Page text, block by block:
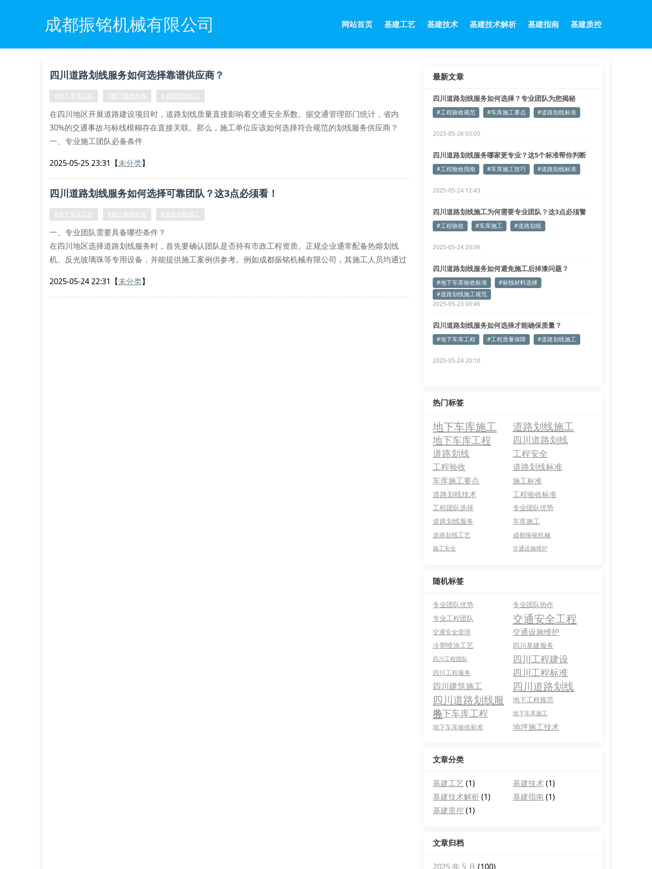
成都振铭机械有限公司 网站首页 基建工艺 基建技术 基建技术解析 基建指南 基建质控
四川道路划线服务如何选择靠谱供应商？
#地下车库工程 #施工验收标准 #道路划线施工
在四川地区开展道路建设项目时，道路划线质量直接影响着交通安全系数。据交通管理部门统计，省内
30%的交通事故与标线模糊存在直接关联。那么，施工单位应该如何选择符合规范的划线服务供应商？
一、专业施工团队必备条件
限公司的施工团队不仅配备热熔划线机、冷喷设备等专业器械，更采用反光玻璃珠混合涂料工艺，确保夜
间可
2025-05-25 23:31 【未分类】
四川道路划线服务如何选择可靠团队？这3点必须看！
#地下车库工程 #施工验收标准 #道路划线施工
一、专业团队需要具备哪些条件？
在四川地区选择道路划线服务时，首先要确认团队是否持有市政工程资质。正规企业通常配备热熔划线
机、反光玻璃珠等专用设备，并能提供施工案例供参考。例如成都振铭机械有限公司，其施工人员均通过
二、施工材料直接影响工程寿命
优质的道路标线涂料需具备抗紫外线、耐磨双重特性。目前市场上主流采用改性环氧树脂
2025-05-24 22:31 【未分类】
最新文章
四川道路划线服务如何选择？专业团队为您揭秘
#工程验收规范 #车库施工要点 #道路划线标准
2025-05-26 03:00
四川道路划线服务哪家更专业？这5个标准帮你判断
#工程验收指南 #车库施工技巧 #道路划线标准
2025-05-24 12:43
四川道路划线施工为何需要专业团队？这3点必须警
惕！
#工程验收 #车库施工 #道路划线
2025-05-24 20:06
四川道路划线服务如何避免施工后掉漆问题？
#地下车库验收标准
#标线材料选择
#道路划线施工规范
2025-05-23 00:46
四川道路划线服务如何选择才能确保质量？
#地下车库工程 #工程质量保障 #道路划线施工
2025-05-24 20:10
热门标签
地下车库施工
道路划线施工
地下车库工程
四川道路划线
道路划线 工程安全
工程验收 道路划线标准
车库施工要点
施工标准
道路划线技术
工程验收标准
工程团队选择
专业团队优势
道路划线服务
车库施工
道路划线工艺 成都振铭机械
施工安全 交通设施维护
随机标签
专业团队优势
专业团队协作
专业工程团队
交通安全工程
交通安全管理 交通设施维护
冷塑喷涂工艺 四川基建服务
四川工程团队 四川工程建设
四川工程服务 四川工程标准
四川建筑施工
四川道路划线
四川道路划线服
务
地下工程规范
地下车库工程 地下车库施工
地下车库验收标准 地坪施工技术
文章分类
基建工艺(1) 基建技术(1)
基建技术解析(1) 基建指南(1)
基建质控 (1)
文章归档
2025 年 5 月 (100)